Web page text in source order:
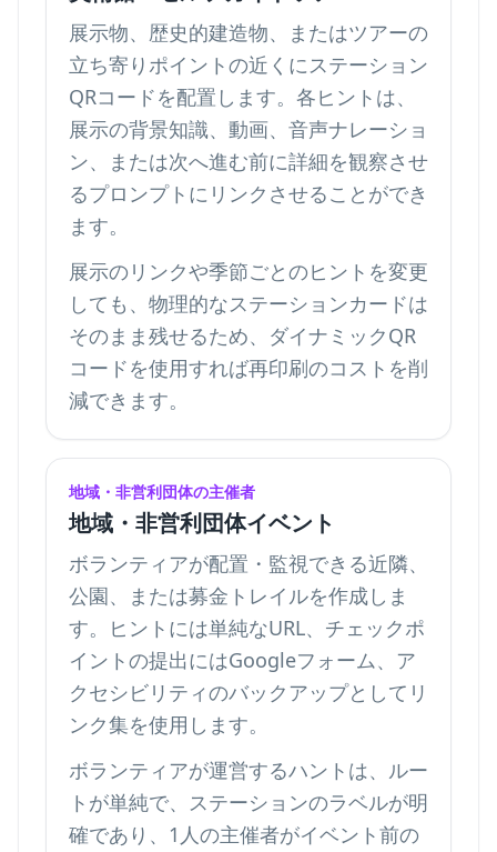
展示物、歴史的建造物、またはツアーの
立ち寄りポイントの近くにステーション
QRコードを配置します。各ヒントは、
展示の背景知識、動画、音声ナレーショ
ン、または次へ進む前に詳細を観察させ
るプロンプトにリンクさせることができ
ます。
展示のリンクや季節ごとのヒントを変更
しても、物理的なステーションカードは
そのまま残せるため、ダイナミックQR
コードを使用すれば再印刷のコストを削
減できます。
地域・非営利団体の主催者
地域・非営利団体イベント
ボランティアが配置・監視できる近隣、
公園、または募金トレイルを作成しま
す。ヒントには単純なURL、チェックポ
イントの提出にはGoogleフォーム、ア
クセシビリティのバックアップとしてリ
ンク集を使用します。
ボランティアが運営するハントは、ルー
トが単純で、ステーションのラベルが明
確であり、1人の主催者がイベント前の